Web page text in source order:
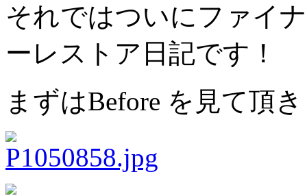
それではついにファイ
ーレストア日記です！
まずはBefore を見て頂